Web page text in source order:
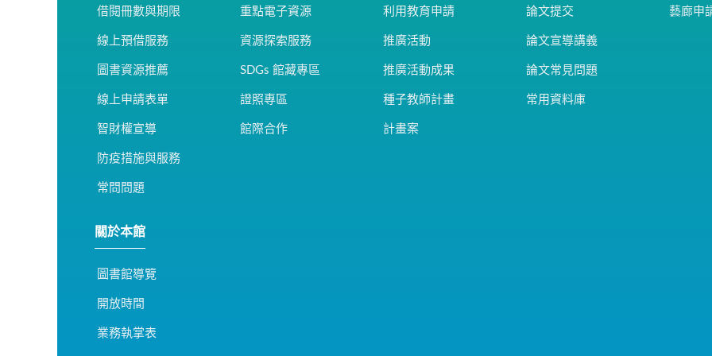
借閱冊數與期限
線上預借服務
圖書資源推薦
線上申請表單
智財權宣導
防疫措施與服務
常問問題
重點電子資源
資源探索服務
SDGs 館藏專區
證照專區
館際合作
利用教育申請
推廣活動
推廣活動成果
種子教師計畫
計畫案
論文提交
論文宣導講義
論文常見問題
常用資料庫
藝廊申
關於本館
圖書館導覽
開放時間
業務執掌表